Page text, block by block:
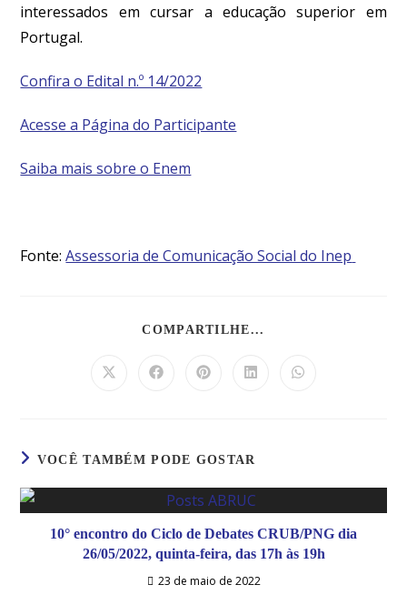
interessados em cursar a educação superior em
Portugal.
Confira o Edital n.º 14/2022
Acesse a Página do Participante
Saiba mais sobre o Enem
Fonte:Assessoria de Comunicação Social do Inep
COMPARTILHE...
VOCÊ TAMBÉM PODE GOSTAR
10° encontro do Ciclo de Debates CRUB/PNG dia
26/05/2022, quinta-feira, das 17h às 19h
23 de maio de 2022